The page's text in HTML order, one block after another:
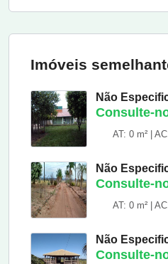
Imóveis
Não
Consulte-
AT: 0 m² |
Não
Consulte-
AT: 0 m² |
Não
Consulte-